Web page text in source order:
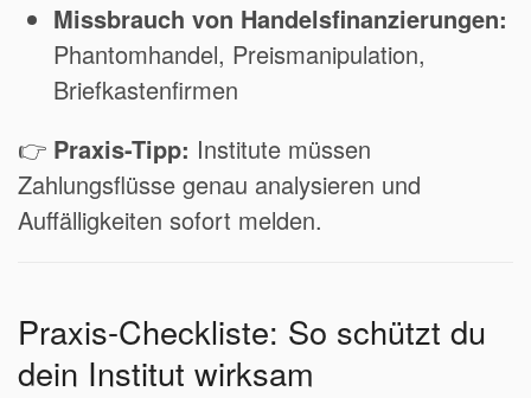
Missbrauch von Handelsfinanzierungen:
Phantomhandel, Preismanipulation,
Briefkastenfirmen
👉 Praxis-Tipp: Institute müssen
Zahlungsflüsse genau analysieren und
Auffälligkeiten sofort melden.
Praxis-Checkliste: So schützt du
dein Institut wirksam